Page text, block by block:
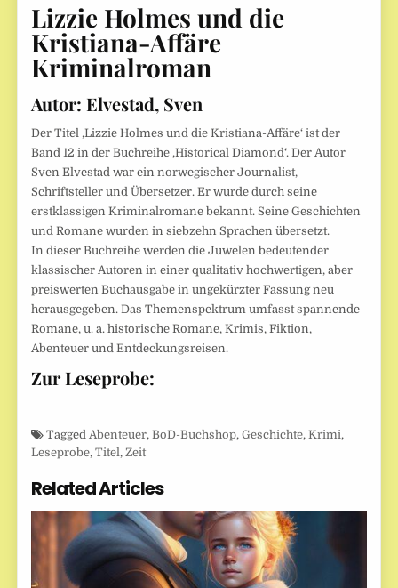
Lizzie Holmes und die
Kristiana-Affäre
Kriminalroman
Autor: Elvestad, Sven
Der Titel ‚Lizzie Holmes und die Kristiana-Affäre‘ ist der
Band 12 in der Buchreihe ‚Historical Diamond‘. Der Autor
Sven Elvestad war ein norwegischer Journalist,
Schriftsteller und Übersetzer. Er wurde durch seine
erstklassigen Kriminalromane bekannt. Seine Geschichten
und Romane wurden in siebzehn Sprachen übersetzt.
In dieser Buchreihe werden die Juwelen bedeutender
klassischer Autoren in einer qualitativ hochwertigen, aber
preiswerten Buchausgabe in ungekürzter Fassung neu
herausgegeben. Das Themenspektrum umfasst spannende
Romane, u. a. historische Romane, Krimis, Fiktion,
Abenteuer und Entdeckungsreisen.
Zur Leseprobe:
Tagged Abenteuer, BoD-Buchshop,Geschichte,Krimi,
Leseprobe,Titel , Zeit
Related Articles